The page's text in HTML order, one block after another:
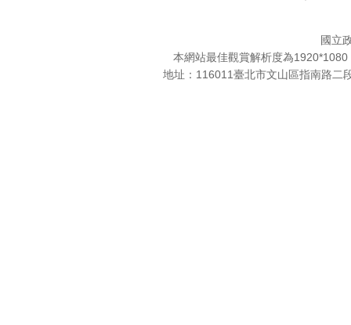
國立
本網站最佳觀賞解析度為
地址：116011臺北市文山區指南路二